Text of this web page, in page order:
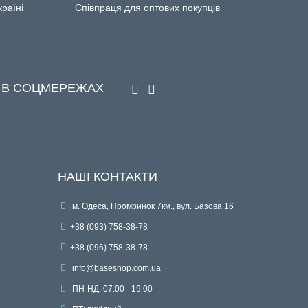
Співпраця для оптових покупців
СОЦМЕРЕЖАХ
НАШІ КОНТАКТИ
м. Одеса, Промринок 7км., вул. Базова 16
+38 (093) 758-38-78
+38 (096) 758-38-78
info@baseshop.com.ua
ПН-НД: 07:00 - 19:00